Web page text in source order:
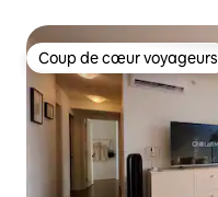
Coup de cœur voyageurs
Coup de cœur voyageurs